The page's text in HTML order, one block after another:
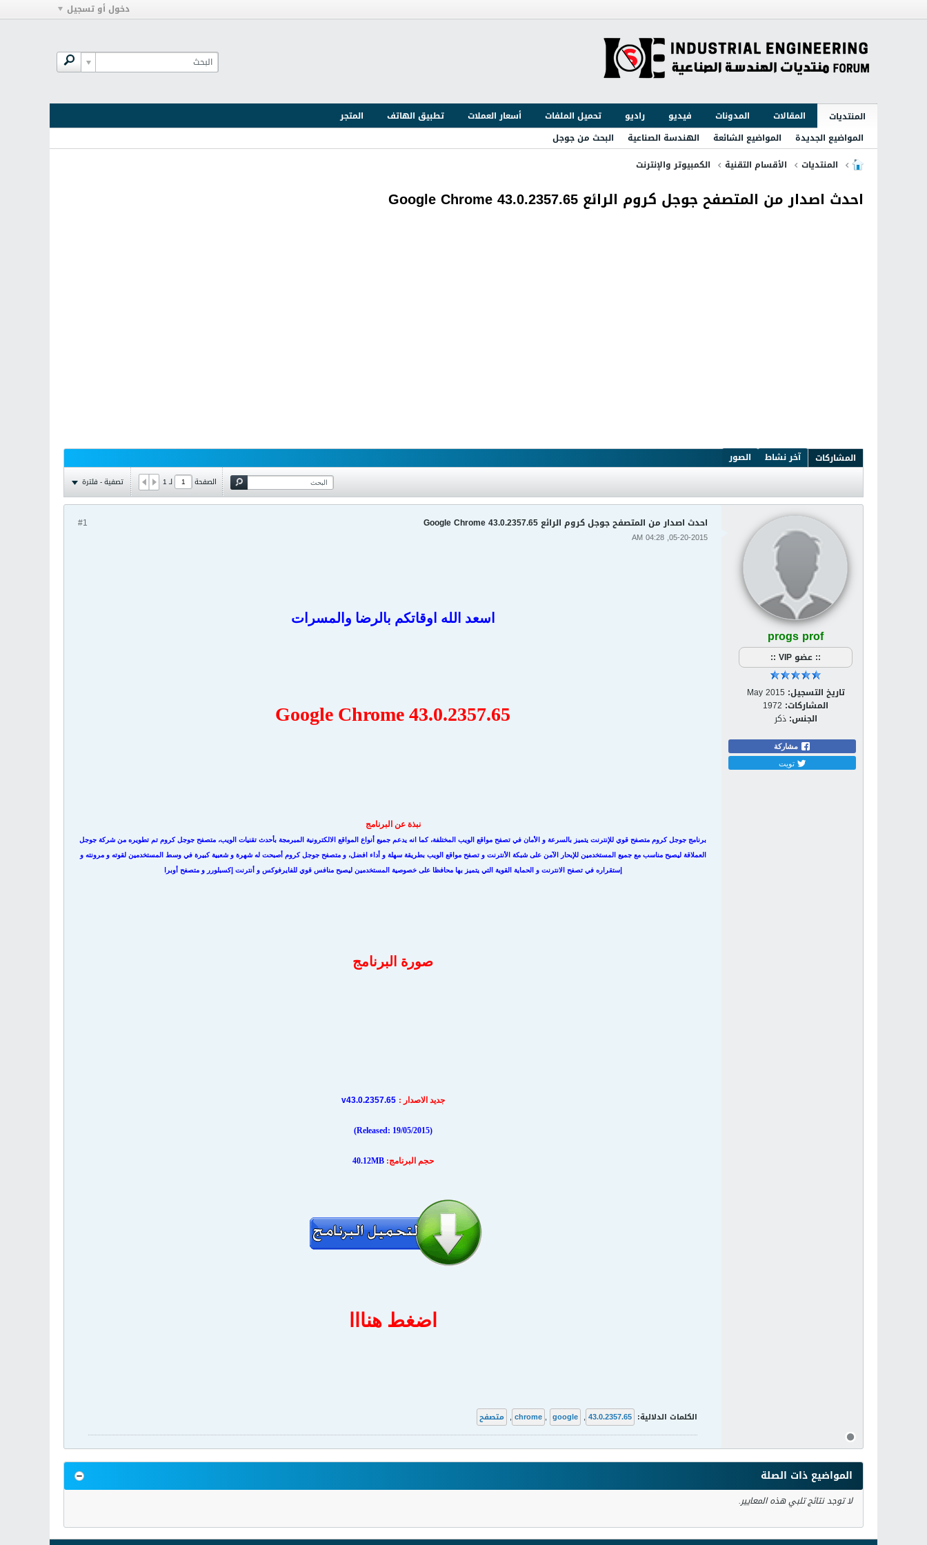
دخول أو تسجيل
المنتديات المقالات المدونات فيديو راديو تحميل الملفات أسعار العملات تطبيق الهاتف
المتجر
المواضيع الجديدة
المواضيع الشائعة الهندسة الصناعية
البحث من جوجل
المنتديات
الأقسام التقنية الكمبيوتر والإنترنت
احدث اصدار من المتصفح جوجل كروم الرائع Google Chrome 43.0.2357.65
المشاركات آخر نشاط الصور
الصفحة لـ1 تصفية - فلترة
progs prof
:: عضو VIP ::
تاريخ التسجيل: May 2015
المشاركات: 1972
الجنس: ذكر
مشاركة
تويت
#1 احدث اصدار من المتصفح جوجل كروم الرائع Google Chrome 43.0.2357.65
05-20-2015, 04:28 AM
اسعد الله اوقاتكم بالرضا والمسرات
Google Chrome 43.0.2357.65
نبذة عن البرنامج
برنامج جوجل كروم متصفح قوي للإنترنت يتميز بالسرعة و الأمان في تصفح مواقع الويب المختلفة، كما انه يدعم جميع أنواع المواقع الالكترونية المبرمجة بأحدث تقنيات الويب، متصفح جوجل كروم تم تطويره من شركة جوجل
العملاقة ليصبح مناسب مع جميع المستخدمين للإبحار الآمن على شبكة الأنترنت و تصفح مواقع الويب بطريقة سهلة و أداء افضل، و متصفح جوجل كروم أصبحت له شهرة و شعبية كبيرة في وسط المستخدمين لقوته و مرونته و
إستقراره في تصفح الانترنت و الحماية القوية التي يتميز بها محافظا على خصوصية المستخدمين ليصبح منافس قوي للفايرفوكس و أنترنت إكسبلورر و متصفح أوبرا
صورة البرنامج
جديد الاصدار :
v43.0.2357.65
(Released:
19/05/2015)
حجم البرنامج:40.12MB
اضغط هنااا
الكلمات الدلالية: 43.0.2357.65
,
chrome , google
, متصفح
المواضيع ذات الصلة
لا توجد نتائج تلبي هذه المعايير.